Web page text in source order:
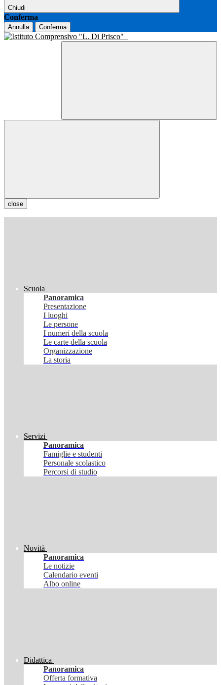
Chiudi
Conferma
Annulla Conferma
close
Scuola
Panoramica
Presentazione
I luoghi
Le persone
I numeri della scuola
Le carte della scuola
Organizzazione
La storia
Servizi
Panoramica
Famiglie e studenti
Personale scolastico
Percorsi di studio
Novità
Panoramica
Le notizie
Calendario eventi
Albo online
Didattica
Panoramica
Offerta formativa